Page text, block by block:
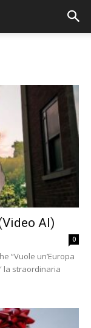
AI)
0
“Vuole un’Europa
la straordinaria